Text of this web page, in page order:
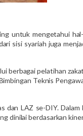
untuk mengetahui
sisi syariah juga
berbagai pelatihan
Teknis
dan LAZ se-DIY.
dinilai berdasarkan